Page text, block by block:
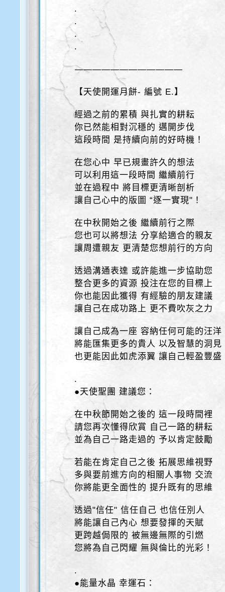
.
.
.
.
————————————
【天使開運月餅- 編號 E.】
經過之前的累積 與扎實的耕耘
你已然能相對沉穩的 邁開步伐
這段時間 是持續向前的好時機！
在您心中 早已規畫許久的想法
可以利用這一段時間 繼續前行
並在過程中 將目標更清晰剖析
讓自己心中的版圖 “逐一實現"！
在中秋開始之後 繼續前行之際
您也可以將想法 分享給適合的親友
讓周遭親友 更清楚您想前行的方向
透過溝通表達 或許能進一步協助您
整合更多的資源 投注在您的目標上
你也能因此獲得 有經驗的朋友建議
讓自己在成功路上 更不費吹灰之力
讓自己成為一座 容納任何可能的汪洋
將能匯集更多的貴人 以及智慧的洞見
也更能因此如虎添翼 讓自己輕盈豐盛
.
●天使聖團 建議您：
在中秋節開始之後的 這一段時間裡
請您再次懂得欣賞 自己一路的耕耘
並為自己一路走過的 予以肯定鼓勵
若能在肯定自己之後 拓展思維視野
多與要前進方向的相關人事物 交流
你將能更全面性的 提升既有的思維
透過"信任" 信任自己 也信任別人
將能讓自己內心 想要發揮的天賦
更跨越侷限的 被無邊無際的引燃
您將為自己閃耀 無與倫比的光彩！
.
●能量水晶 幸運石：